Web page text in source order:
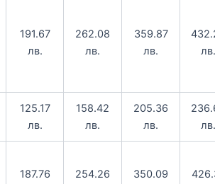
191.67
лв.
262.08
лв.
359.87
лв.
лв.
125.17
лв.
158.42
лв.
205.36
лв.
лв.
187.76
254.26
350.09